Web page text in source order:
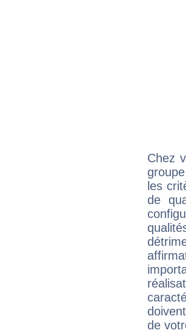
Chez
les
de
de